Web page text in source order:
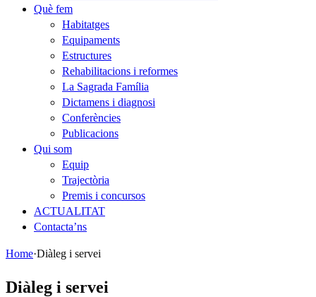
Què fem
Habitatges
Equipaments
Estructures
Rehabilitacions i reformes
La Sagrada Família
Dictamens i diagnosi
Conferències
Publicacions
Qui som
Equip
Trajectòria
Premis i concursos
ACTUALITAT
Contacta’ns
Home·Diàleg i servei
Diàleg i servei